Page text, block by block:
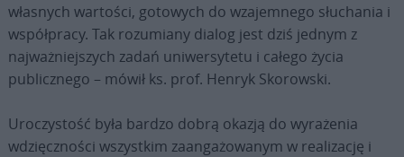
własnych wartości, gotowych do wzajemnego słuchania i
współpracy. Tak rozumiany dialog jest dziś jednym z
najważniejszych zadań uniwersytetu i całego życia
publicznego – mówił ks. prof. Henryk Skorowski.
Uroczystość była bardzo dobrą okazją do wyrażenia
wdzięczności wszystkim zaangażowanym w realizację i